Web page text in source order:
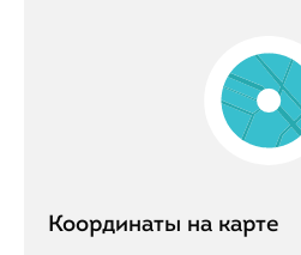
Координаты на карте